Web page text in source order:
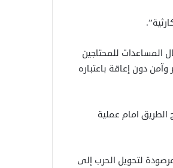
المساعدات للمحتاجين
دون إعاقة باعتباره
الطريق امام عملية
لتحويل الحرب إلى